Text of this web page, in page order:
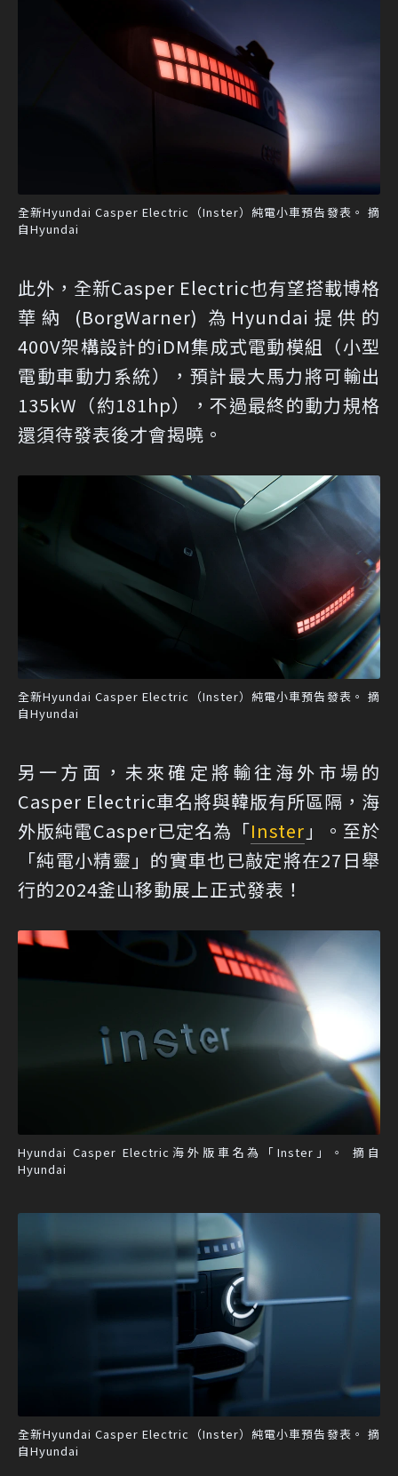
全新Hyundai Casper Electric（Inster）純電小車預告發表。 摘
自Hyundai
此外，全新Casper Electric也有望搭載博格
華納 (BorgWarner) 為Hyundai提供的
400V架構設計的iDM集成式電動模組（小型
電動車動力系統），預計最大馬力將可輸出
135kW（約181hp），不過最終的動力規格
還須待發表後才會揭曉。
全新Hyundai Casper Electric（Inster）純電小車預告發表。 摘
自Hyundai
另一方面，未來確定將輸往海外市場的
Casper Electric車名將與韓版有所區隔，海
外版純電Casper已定名為「Inster 」。至於
「純電小精靈」的實車也已敲定將在27日舉
行的2024釜山移動展上正式發表！
Hyundai Casper Electric海外版車名為「Inster」。 摘自
Hyundai
全新Hyundai Casper Electric（Inster）純電小車預告發表。 摘
自Hyundai